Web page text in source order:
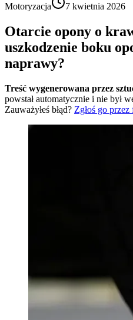
Motoryzacja
7 kwietnia 2026
Otarcie opony o
uszkodzenie boku
naprawy?
Treść wygenerowana przez
powstał automatycznie i nie był
Zauważyłeś błąd? Zgłoś go